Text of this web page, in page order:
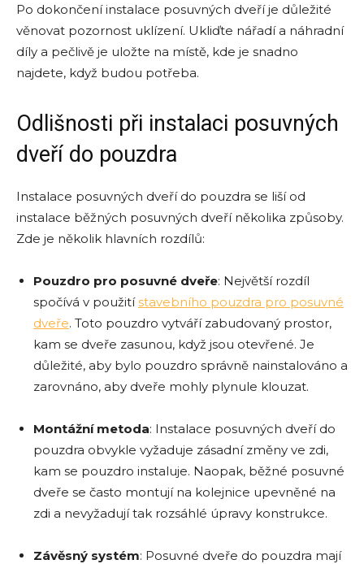
Po dokončení instalace posuvných dveří je důležité
věnovat pozornost uklízení. Ukliďte nářadí a náhradní
díly a pečlivě je uložte na místě, kde je snadno
najdete, když budou potřeba.
Odlišnosti při instalaci posuvných
dveří do pouzdra
Instalace posuvných dveří do pouzdra se liší od
instalace běžných posuvných dveří několika způsoby.
Zde je několik hlavních rozdílů:
Pouzdro pro posuvné dveře: Největší rozdíl
spočívá v použitístavebního pouzdra pro posuvné
dveře. Toto pouzdro vytváří zabudovaný prostor,
kam se dveře zasunou, když jsou otevřené. Je
důležité, aby bylo pouzdro správně nainstalováno a
zarovnáno, aby dveře mohly plynule klouzat.
Montážní metoda: Instalace posuvných dveří do
pouzdra obvykle vyžaduje zásadní změny ve zdi,
kam se pouzdro instaluje. Naopak, běžné posuvné
dveře se často montují na kolejnice upevněné na
zdi a nevyžadují tak rozsáhlé úpravy konstrukce.
Závěsný systém: Posuvné dveře do pouzdra mají